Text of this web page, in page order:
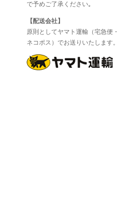
で予めご了承ください｡
【配送会社】
原則としてヤマト運輸（宅急便
ネコポス）でお送りいたします